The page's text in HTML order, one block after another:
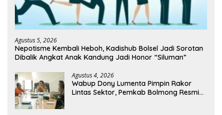
Agustus 5, 2026
Nepotisme Kembali Heboh, Kadishub Bolsel Jadi Sorotan
Dibalik Angkat Anak Kandung Jadi Honor “Siluman”
Agustus 4, 2026
Wabup Dony Lumenta Pimpin Rakor
Lintas Sektor, Pemkab Bolmong Resmi